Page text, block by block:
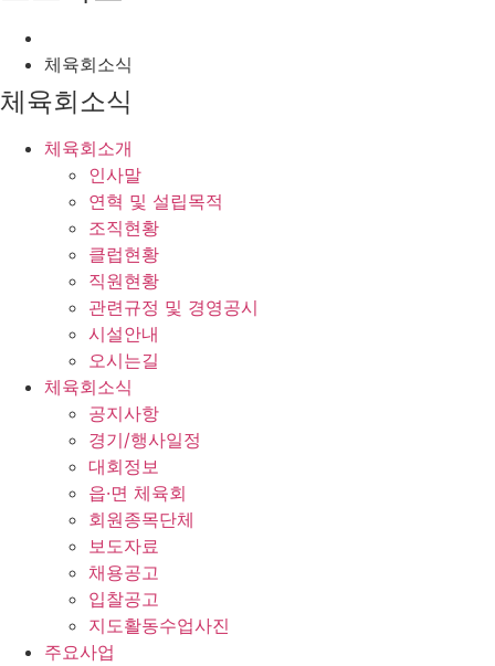
체육회소식
체육회소식
체육회소개
인사말
연혁 및 설립목적
조직현황
클럽현황
직원현황
관련규정 및 경영공시
시설안내
오시는길
체육회소식
공지사항
경기/행사일정
대회정보
읍·면 체육회
회원종목단체
보도자료
채용공고
입찰공고
지도활동수업사진
주요사업